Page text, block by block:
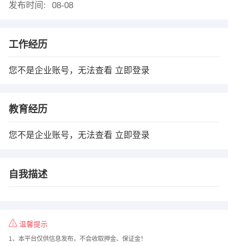
发布时间:
08-08
工作经历
您不是企业账号，无法查看 立即登录
教育经历
您不是企业账号，无法查看 立即登录
自我描述
温馨提示
1、本平台仅供信息发布，不会收取押金、保证金！